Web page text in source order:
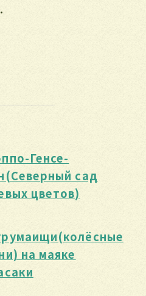
Генсе-
сад
цветов)
на маяке